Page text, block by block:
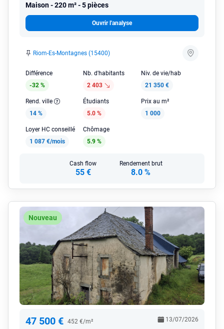
Maison 220 m² - 5 pièces
Ouvrir l'analyse
Riom-Es-Montagnes (15400)
Différence
-32 %
Nb. d'habitants
2 403
Niv. de vie/hab
21 350 €
Rend. ville
14 %
Étudiants
5.0 %
Prix au m²
1 000
Loyer HC conseillé
1 087 €/mois
Chômage
5.9 %
Cash flow
55 €
Rendement brut
8.0 %
Nouveau
47 500 € 452 €/m² 13/07/2026